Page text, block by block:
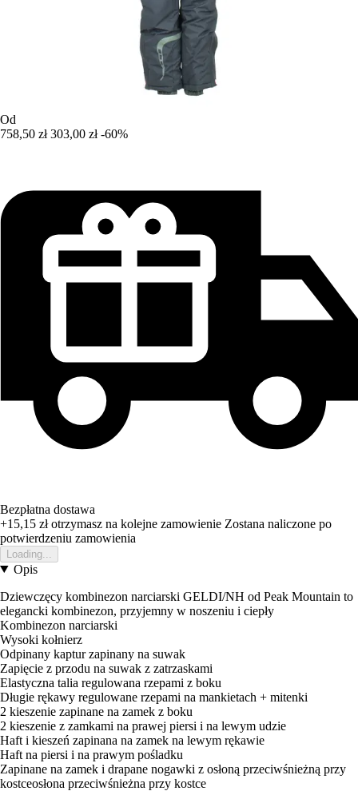
Od
758,50 zł 303,00 zł -60%
Bezpłatna dostawa
+15,15 złotrzymasz na kolejne zamowienie Zostana naliczone po
potwierdzeniu zamowienia
Loading...
Opis
Dziewczęcy kombinezon narciarski GELDI/NH od Peak Mountain to
elegancki kombinezon, przyjemny w noszeniu i ciepły
Kombinezon narciarski
Wysoki kołnierz
Odpinany kaptur zapinany na suwak
Zapięcie z przodu na suwak z zatrzaskami
Elastyczna talia regulowana rzepami z boku
Długie rękawy regulowane rzepami na mankietach + mitenki
2 kieszenie zapinane na zamek z boku
2 kieszenie z zamkami na prawej piersi i na lewym udzie
Haft i kieszeń zapinana na zamek na lewym rękawie
Haft na piersi i na prawym pośladku
Zapinane na zamek i drapane nogawki z osłoną przeciwśnieżną przy
kostceosłona przeciwśnieżna przy kostce